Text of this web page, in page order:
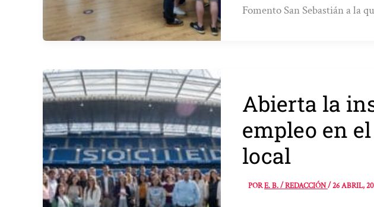
Fomento San Sebastián a la
Abierta la
empleo en
local
PORE. B. / REDACCIÓN/26 ABRIL,